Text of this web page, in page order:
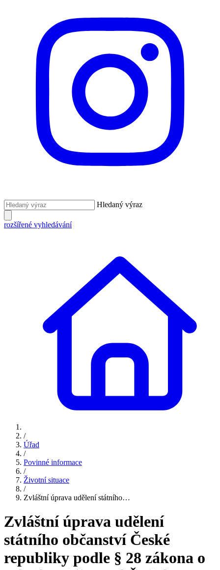
Hledaný výraz
rozšířené vyhledávání
/
Úřad
/
Povinné informace
/
Životní situace
/
Zvláštní úprava udělení státního…
Zvláštní úprava udělení
státního občanství České
republiky podle § 28 zákona o